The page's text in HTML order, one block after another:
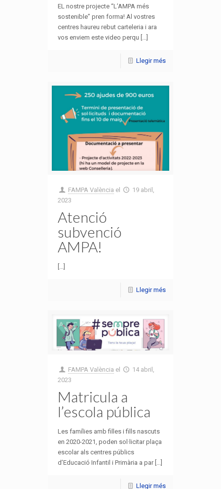
EL nostre projecte “L’AMPA més
sostenible” pren forma! Al vostres
centres haureu rebut carteleria i ara
vos enviem este video perqu [...]
Llegir més
FAMPA València el
19 abril,
2023
Atenció
subvenció
AMPA!
[...]
Llegir més
FAMPA València el
14 abril,
2023
Matricula a
l’escola pública
Les famílies amb filles i fills nascuts
en 2020-2021, poden sol·licitar plaça
escolar als centres públics
d’Educació Infantil i Primària a par [...]
Llegir més